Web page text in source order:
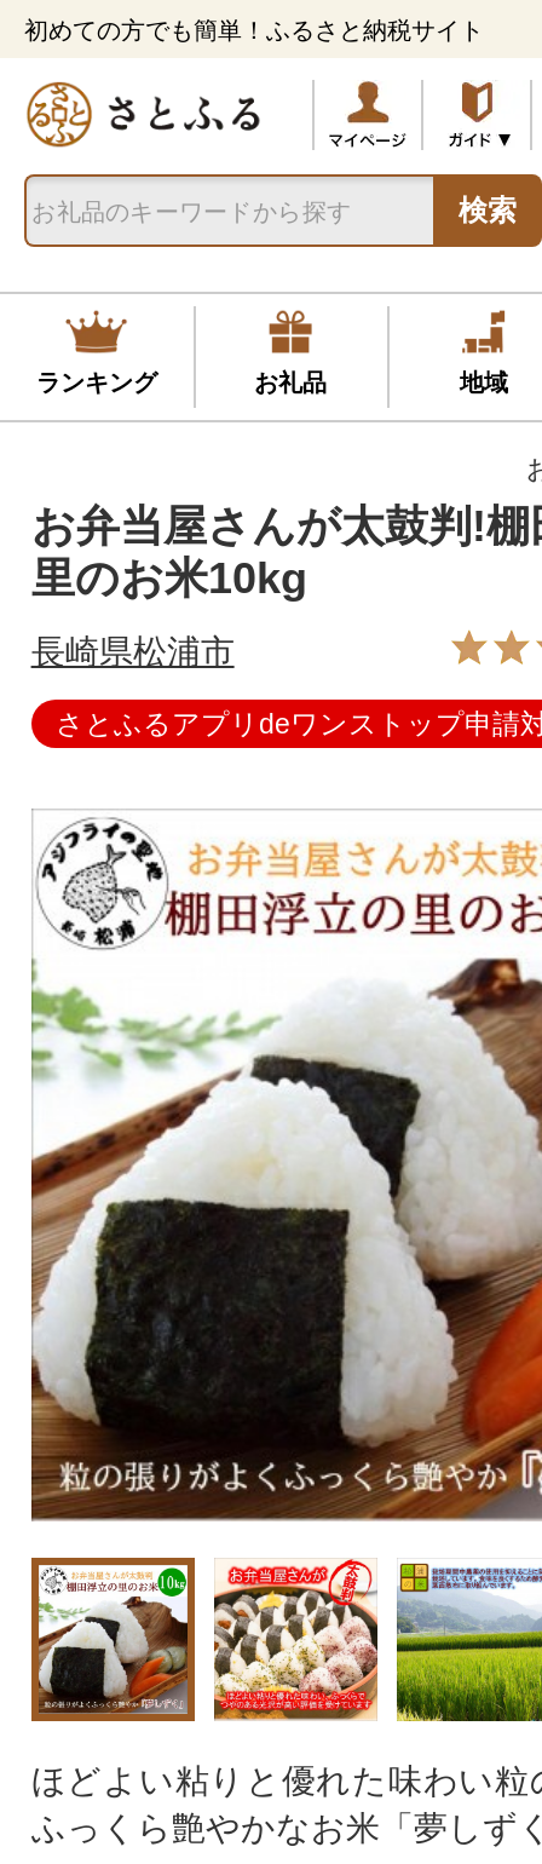
初めての方でも簡単！ふるさと納税サイト
検索
ランキング お礼品 地域
お弁当屋さんが太鼓判!
里のお米10kg
長崎県松浦市
さとふるアプリdeワンストップ申請
ほどよい粘りと優れた味わい粒
ふっくら艶やかなお米「夢しず